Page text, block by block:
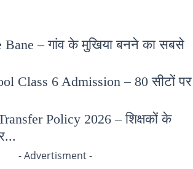
– गांव के मुखिया बनने का सबसे
Class 6 Admission – 80 सीटों पर
Policy 2026 – शिक्षकों के
- Advertisment -